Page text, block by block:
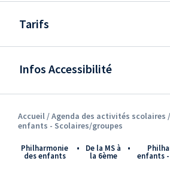
Accueil /Agenda des activités scolaires
enfants - Scolaires/groupes
Philharmonie
des enfants
• de la MS à
la 6ème
•
enfants
Tarifs
Infos Accessibilité